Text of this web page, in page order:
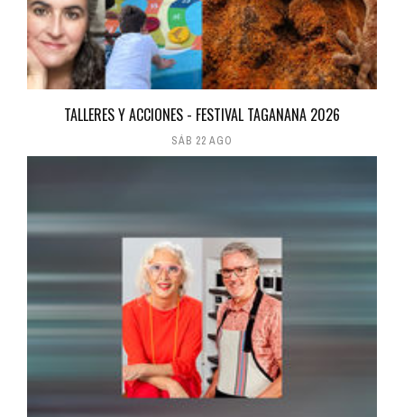
TALLERES Y ACCIONES - FESTIVAL TAGANANA 2026
SÁB 22 AGO